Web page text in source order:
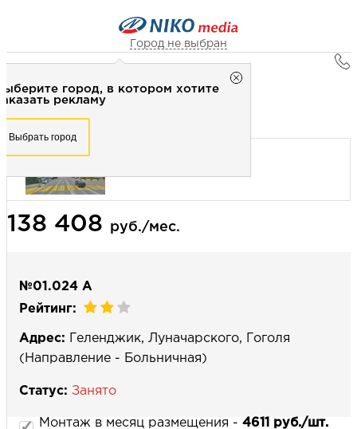
Город не выбран
город, в котором хотите
рекламу
Выбрать город
Город не выбран
Рекламное агентство НИКО-медиа
+7 (3462) 550-877
Выберите свой город
НАПИСАТЬ НАМ
Наружная реклама
Билборд 3х6 (сторона А) - Статика
138 408 руб./мес.
№01.024 А
Рейтинг:
Адрес: Геленджик, Луначарского, Гоголя
(Направление - Больничная)
Статус: Занято
Монтаж в месяц размещения - 4611 руб./шт.